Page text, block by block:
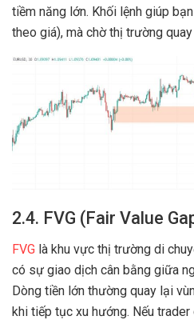
tiềm năng lớn. Khối lệnh giúp
theo giá), mà chờ thị trường
2.4. FVG (Fair Value
FVG là khu vực thị trường di
có sự giao dịch cân bằng giữa
Dòng tiền lớn thường quay lại
khi tiếp tục xu hướng. Nếu trader